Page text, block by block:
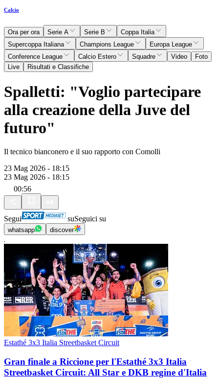
Calcio
Ora per ora Serie A Serie B
Coppa Italia
Supercoppa Italiana
Champions League
Europa League
Conference League
Calcio Estero Squadre Video
Foto
Live
Risultati e Classifiche
Spalletti: "Voglio partecipare
alla creazione della Juve del
futuro"
Il tecnico bianconero e il suo rapporto con Comolli
23 Mag 2026 - 18:15
23 Mag 2026 - 18:15
00:56
Segui suSeguici su
whatsapp discover
Estathé 3x3 Italia Streetbasket Circuit
Gran finale a Riccione per l'Estathé 3x3 Italia
Streetbasket Circuit: All Star e DKB regine d'Italia